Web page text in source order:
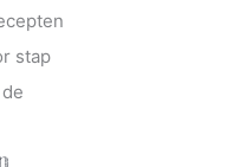
stap